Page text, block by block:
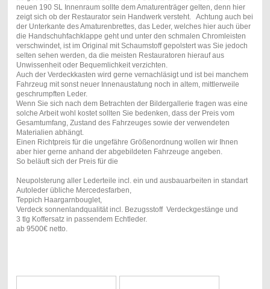
neuen 190 SL Innenraum sollte dem Amaturenträger gelten, denn hier
zeigt sich ob der Restaurator sein Handwerk versteht. Achtung auch bei
der Unterkante des Amaturenbrettes, das Leder, welches hier auch über
die Handschuhfachklappe geht und unter den schmalen Chromleisten
verschwindet, ist im Original mit Schaumstoff gepolstert was Sie jedoch
selten sehen werden, da die meisten Restauratoren hierauf aus
Unwissenheit oder Bequemlichkeit verzichten.
Auch der Verdeckkasten wird gerne vernachläsigt und ist bei manchem
Fahrzeug mit sonst neuer Innenaustatung noch in altem, mittlerweile
geschrumpften Leder.
Wenn Sie sich nach dem Betrachten der Bildergallerie fragen was eine
solche Arbeit wohl kostet sollten Sie bedenken, dass der Preis vom
Gesamtumfang, Zustand des Fahrzeuges sowie der verwendeten
Materialien abhängt.
Einen Richtpreis für die ungefähre Größenordnung wollen wir Ihnen
aber hier gerne anhand der abgebildeten Fahrzeuge angeben.
So beläuft sich der Preis für die
Neupolsterung aller Lederteile incl. ein und ausbauarbeiten in standart
Autoleder übliche Mercedesfarben,
Teppich Haargarnbouglet,
Verdeck sonnenlandqualität incl. Bezugsstoff Verdeckgestänge und
3 tlg Koffersatz in passendem Echtleder.
ab 9500€ netto.